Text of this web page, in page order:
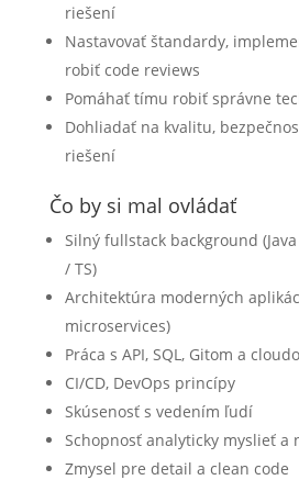
riešení
Nastavovať štandardy,
robiť code reviews
Pomáhať tímu robiť správne
Dohliadať na kvalitu,
riešení
Čo by si mal ovládať
Silný fullstack background (Java
/ TS)
Architektúra moderných
microservices)
Práca s API, SQL, Gitom a
CI/CD, DevOps princípy
Skúsenosť s vedením ľudí
Schopnosť analyticky myslieť a
Zmysel pre detail a clean code